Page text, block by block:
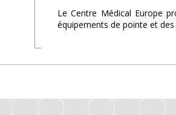
Le Centre Médical Europe
équipements de pointe et